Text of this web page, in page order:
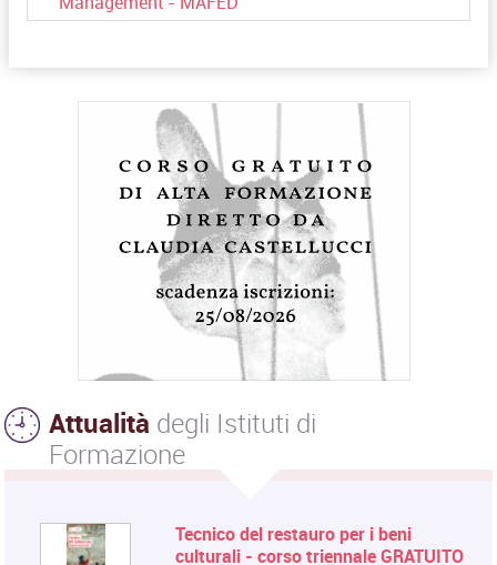
Attualità degli Istituti di
Formazione
Tecnico del restauro per i beni
culturali - corso triennale GRATUITO